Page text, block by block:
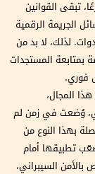
تبقى القوانين
الجريمة الرقمية
لذلك، لا بد من
بمتابعة المستجدات
فوري.
المجال،
وُضعت في زمن لم
بهذا النوع من
تطبيقها أمام
بالأمن السيبراني،